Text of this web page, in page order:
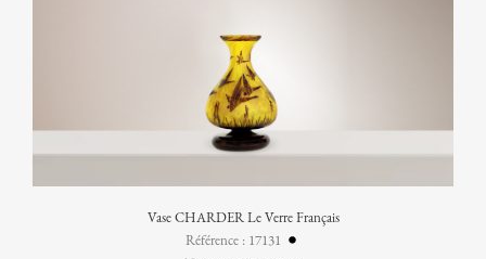
Vase CHARDER Le Verre Français
Référence : 17131